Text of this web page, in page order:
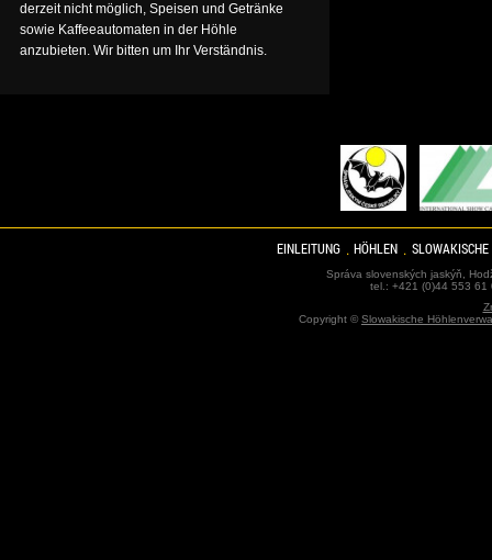
derzeit nicht möglich, Speisen und Getränke
sowie Kaffeeautomaten in der Höhle
anzubieten. Wir bitten um Ihr Verständnis.
EINLEITUNG HÖHLEN
Správa slovenských jaskýň,
tel.: +421 (0)44 553
Copyright ©Slowakische